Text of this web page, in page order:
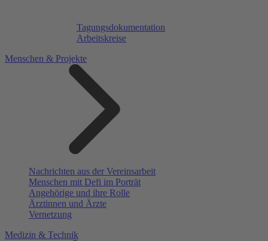
Tagungsdokumentation
Arbeitskreise
Menschen & Projekte
Nachrichten aus der Vereinsarbeit
Menschen mit Defi im Porträt
Angehörige und ihre Rolle
Ärztinnen und Ärzte
Vernetzung
Medizin & Technik